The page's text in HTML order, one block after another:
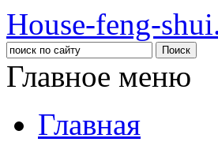
House-feng-
Главное меню
Главная